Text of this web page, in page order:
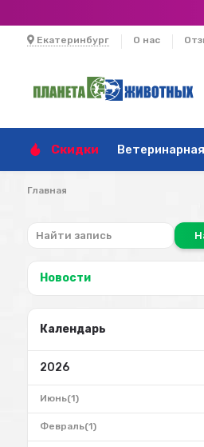
Екатеринбург О нас
Скидки
Главная
Новости
Календарь
2026
Июнь(1)
Февраль(1)